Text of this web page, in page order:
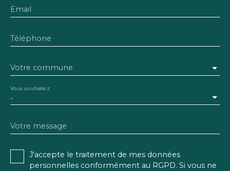
Email
Téléphone
Votre commune
-
Vous souhaitez
Votre message
J'accepte le traitement de mes données
personnelles conformément au RGPD. Si vous ne